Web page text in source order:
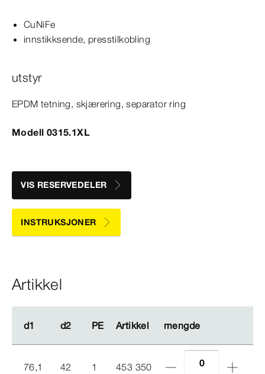
CuNiFe
innstikksende, presstilkobling
utstyr
EPDM tetning, skjærering, separator ring
Modell 0315.1XL
VIS RESERVEDELER
INSTRUKSJONER
Artikkel
d1 d2 PE Artikkel mengde
d1 d2 PE Artikkel mengde
76,1 42 1 453 350